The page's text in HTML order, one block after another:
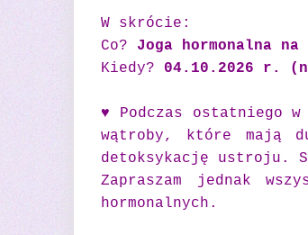
W skrócie:
Co? Joga hormonalna
Kiedy? 04.10.2026 r.
♥ Podczas ostatniego
wątroby, które mają
detoksykację ustroju.
Zapraszam jednak
hormonalnych.